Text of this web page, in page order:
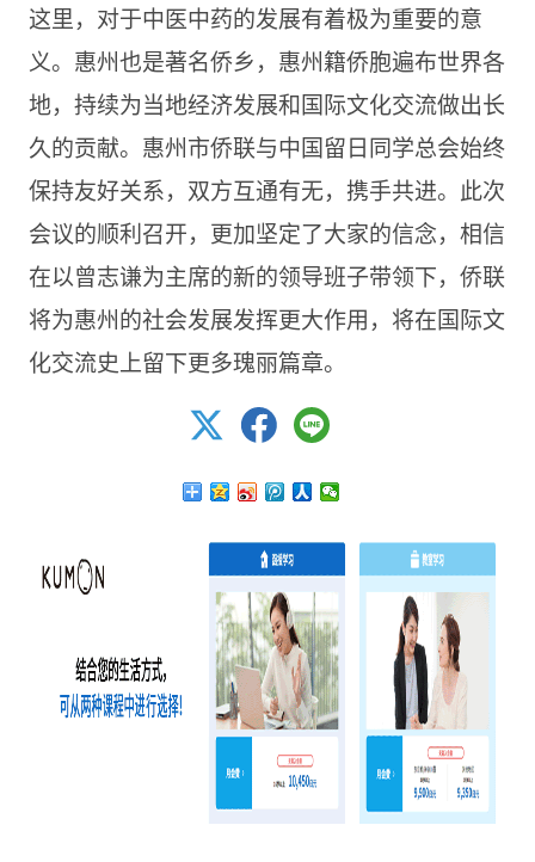
这里，对于中医中药的发展有着极为重要的意
义。惠州也是著名侨乡，惠州籍侨胞遍布世界各
地，持续为当地经济发展和国际文化交流做出长
久的贡献。惠州市侨联与中国留日同学总会始终
保持友好关系，双方互通有无，携手共进。此次
会议的顺利召开，更加坚定了大家的信念，相信
在以曾志谦为主席的新的领导班子带领下，侨联
将为惠州的社会发展发挥更大作用，将在国际文
化交流史上留下更多瑰丽篇章。